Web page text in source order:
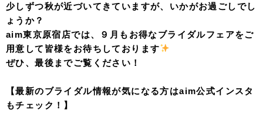
少しずつ秋が近づいてきていますが、いかがお過ごしでし
ょうか？
aim東京原宿店では、９月もお得なブライダルフェアをご
用意して皆様をお待ちしております
ぜひ、最後までご覧ください！
【最新のブライダル情報が気になる方はaim公式インスタ
もチェック！】